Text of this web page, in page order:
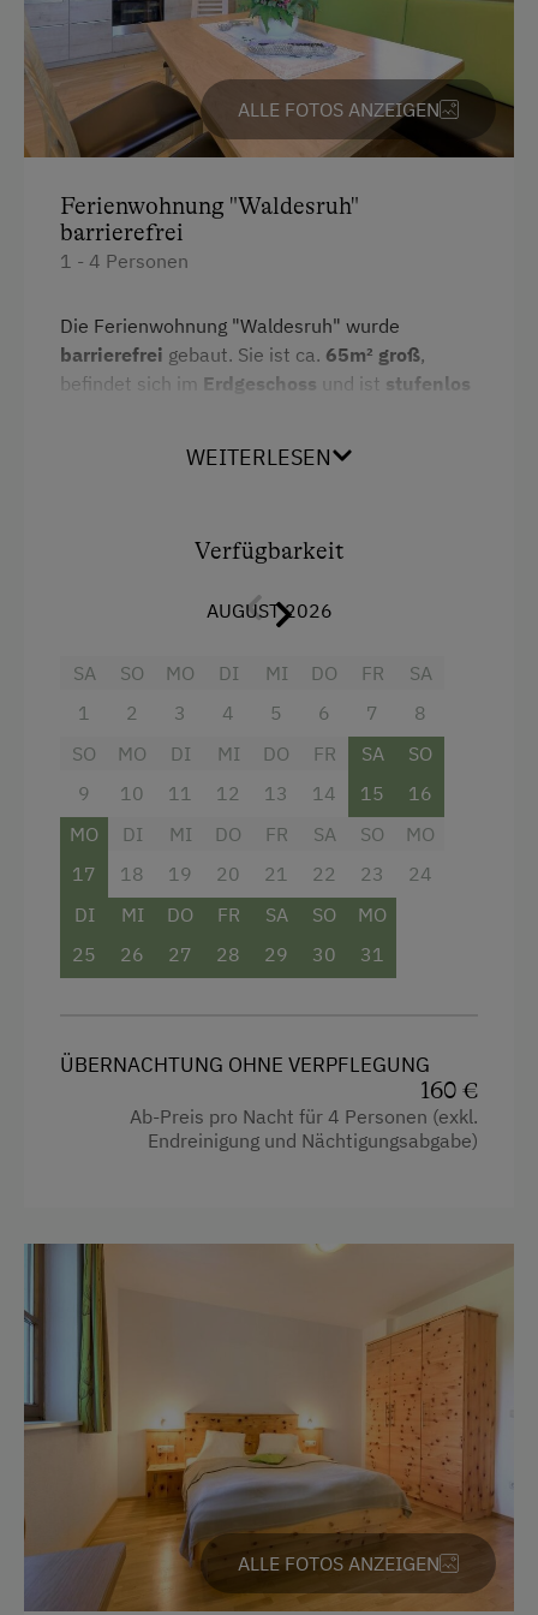
Radwege
Rodelbahn in der Nähe
Skibusnähe
Skifahren
Tischtennis
Wintersport
Wellnessangebote
1 Ferienwohnung ist barrierefrei !
ALLE FOTOS ANZEIGEN
Ferienwohnung "Waldesruh"
barrierefrei
1 - 4 Personen
Die Ferienwohnung "Waldesruh" wurde
barrierefrei gebaut. Sie ist ca. 65m² groß,
befindet sich im Erdgeschoss und ist stufenlos
und Haltegriffen, WC,
unserem Spielplatz. Somit können Sie bei einer
gemütlichen Tasse Kaffee Ihren Kindern beim
Spielen zuschauen.
4 Plattenherd
Backofen
Balkon/Terrasse
Dusche
Fernseher
Mikrowelle
Barrierefreies Zimmer
WEITERLESEN
Verfügbarkeit
AUGUST 2026
SA
1
SO
2
MO
3
DI
4
MI
5
DO
6
FR
7
SA
8
SO
9
MO
10
DI
11
MI
12
DO
13
FR
14
SA
15
SO
16
MO
17
DI
18
MI
19
DO
20
FR
21
SA
22
SO
23
MO
24
DI
25
MI
26
DO
27
FR
28
SA
29
SO
30
MO
31
ÜBERNACHTUNG OHNE VERPFLEGUNG
160 €
Ab-Preis pro Nacht für 4 Personen (exkl.
Endreinigung und Nächtigungsabgabe)
ALLE FOTOS ANZEIGEN